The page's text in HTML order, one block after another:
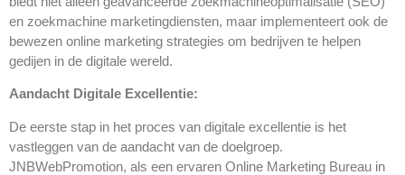
en zoekmachine marketingdiensten, maar implementeert ook de
bewezen online marketing strategies om bedrijven te helpen
gedijen in de digitale wereld.
Aandacht Digitale Excellentie:
De eerste stap in het proces van digitale excellentie is het
vastleggen van de aandacht van de doelgroep.
JNBWebPromotion, als een ervaren Online Marketing Bureau in